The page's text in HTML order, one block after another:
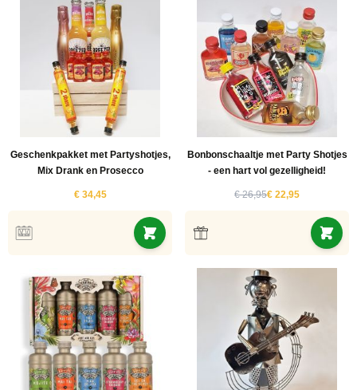
Geschenkpakket met Partyshotjes,
Mix Drank en Prosecco
€ 34,45
Bonbonschaaltje met Party Shotjes
- een hart vol gezelligheid!
€ 26,95€ 22,95